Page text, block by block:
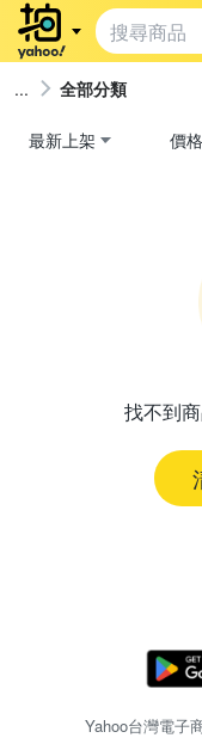
全部分類
最新上架 價格
找不到
Yahoo台灣電子